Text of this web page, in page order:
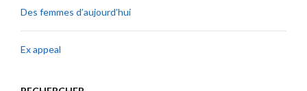
Des femmes d’aujourd’hui
Ex appeal